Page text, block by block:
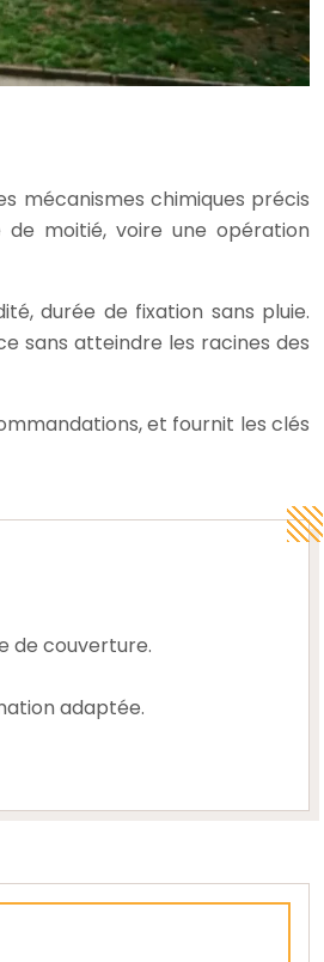
mécanismes chimiques précis
moitié, voire une opération
durée de fixation sans pluie.
sans atteindre les racines des
et fournit les clés
de couverture.
adaptée.